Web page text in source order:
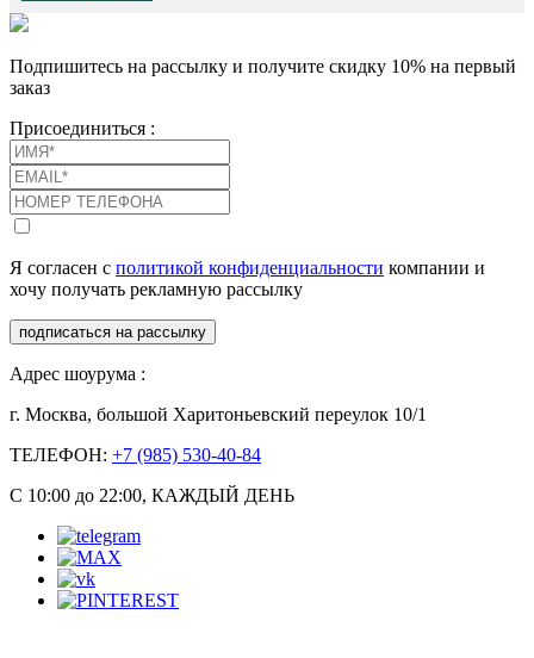
Подпишитесь на рассылку и получите скидку 10% на первый
заказ
Присоединиться :
Я согласен с политикой конфиденциальности компании и
хочу получать рекламную рассылку
подписаться на рассылку
Адрес шоурума :
г. Москва, большой Харитоньевский переулок 10/1
ТЕЛЕФОН: +7 (985) 530-40-84
С 10:00 до 22:00, КАЖДЫЙ ДЕНЬ